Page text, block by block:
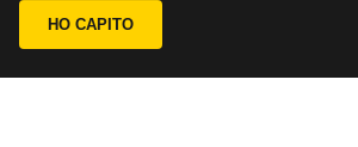
HO CAPITO